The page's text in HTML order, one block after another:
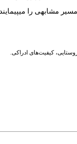
مشابهی را
، کیفیت‌های ادراکی.